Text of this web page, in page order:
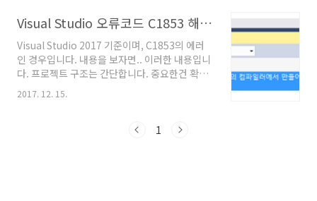
Visual Studio 오류코드 C1853 해결 방법
Visual Studio 2017 기준이며, C1853의 에러
인 경우입니다. 내용을 보자면.. 이러한 내용입니
다. 프로젝트 구조는 간단합니다. 중요한건 확장
자가 cpp라는 사실.. #include
"stdafx.h"#include "calc_util.h" int
result = add_nums(num1, num2);
2017. 12. 15.
1